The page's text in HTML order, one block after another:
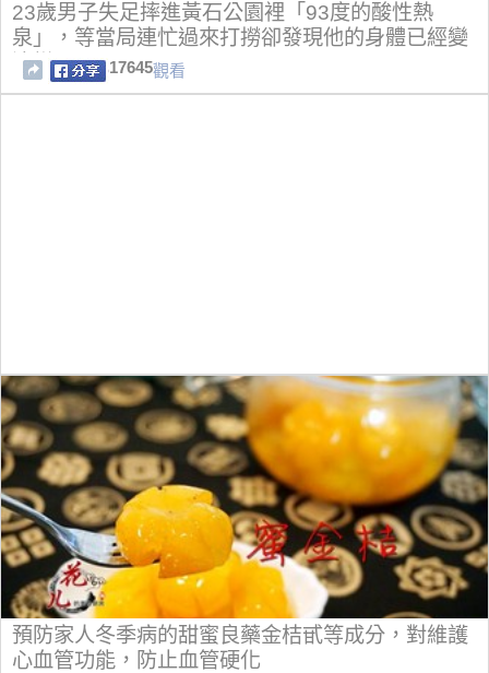
23歲男子失足摔進黃石公園裡「93度的酸性熱
泉」，等當局連忙過來打撈卻發現他的身體已經變
這樣了…
17645觀看
預防家人冬季病的甜蜜良藥金桔甙等成分，對維護
心血管功能，防止血管硬化